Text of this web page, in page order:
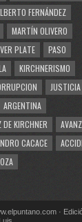
FERNÁNDEZ
MARTÍN OLIVERO
PLATE
PASO
KIRCHNERISMO
JUSTICIA
ARGENTINA
KIRCHNER
CACACE
·